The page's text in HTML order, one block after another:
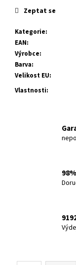
Kategorie:
EAN:
Výrobce:
Barva:
Velikost EU:
Vlastnosti:
Zeptat se
98%
e
m
e
SALOMON
REELAX
BREAK